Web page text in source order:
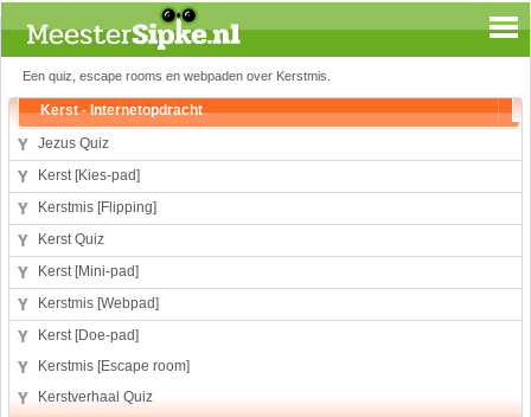
Spelen en leren
Aardrijkskunde
Biologie
Engels
Geloof
Geschiedenis
Internetopdrachten
Kinder-/Jeugdboeken
Kunst en Cultuur
Muziek
Rekenen
Een quiz, escape rooms en webpaden over Kerstmis.
Kerst - Internetopdracht
Jezus Quiz
Kerst [Kies-pad]
Kerstmis [Flipping]
Kerst Quiz
Kerst [Mini-pad]
Kerstmis [Webpad]
Kerst [Doe-pad]
Kerstmis [Escape room]
Kerstverhaal Quiz